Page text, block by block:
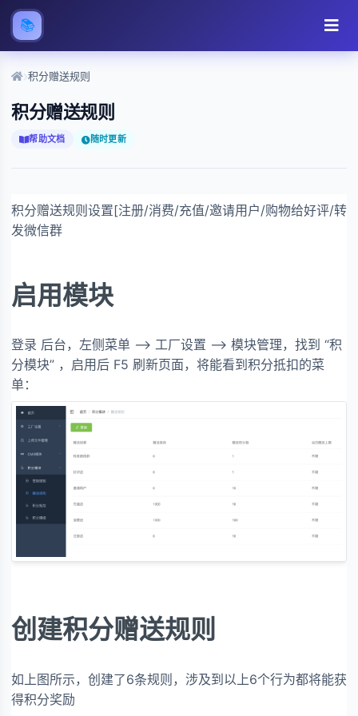
📚
积分赠送规则
积分赠送规则
帮助文档 随时更新
积分赠送规则设置[注册/消费/充值/邀请用户/购物给好评/转
发微信群
启用模块
登录 后台，左侧菜单 --> 工厂设置 --> 模块管理，找到 “积
分模块” ，启用后 F5 刷新页面，将能看到积分抵扣的菜
单：
创建积分赠送规则
如上图所示，创建了6条规则，涉及到以上6个行为都将能获
得积分奖励